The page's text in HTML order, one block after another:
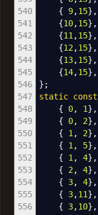
540
541
542
543
544
545
546
547
548
549
550
551
552
553
554
555
556
{
9,15} ,
{10,15} ,
{11,15} ,
{12,15} ,
{13,15} ,
{14,15} ,
} ;
static const
{
0, 1} ,
{
0, 2} ,
{
1, 2} ,
{
1, 5} ,
{
1, 4} ,
{
2, 4} ,
{
3, 4} ,
{
3,11} ,
{
3,10} ,